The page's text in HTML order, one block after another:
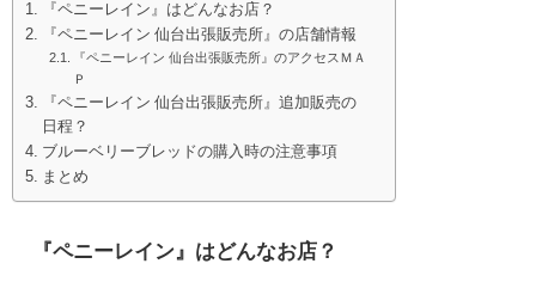
『ペニーレイン』はどんなお店？
『ペニーレイン 仙台出張販売所』の店舗情報
『ペニーレイン 仙台出張販売所』のアクセスＭＡ
Ｐ
『ペニーレイン 仙台出張販売所』追加販売の
日程？
ブルーベリーブレッドの購入時の注意事項
まとめ
『ペニーレイン』 はどんなお店？